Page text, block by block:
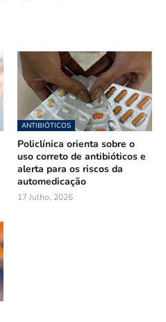
ANTIBIÓTICOS
Policlínica orienta sobre o
uso correto de antibióticos e
alerta para os riscos da
automedicação
17 Julho, 2026